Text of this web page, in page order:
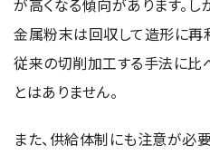
が高くなる傾向があります。
金属粉末は回収して造形に再
従来の切削加工する手法に比
とはありません。
また、供給体制にも注意が必